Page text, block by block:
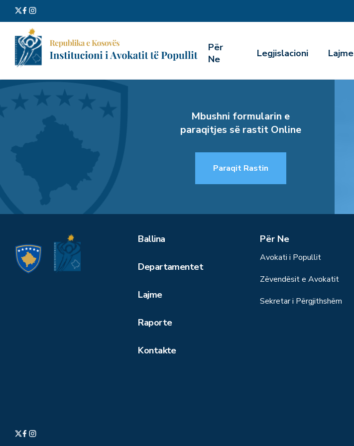
Për
Ne
Legjislacioni Lajme
Mbushni formularin e
paraqitjes së rastit Online
Paraqit Rastin
Ballina
Departamentet
Lajme
Raporte
Kontakte
Për Ne
Avokati i Popullit
Zëvendësit e Avokatit
Sekretar i Përgjithshëm